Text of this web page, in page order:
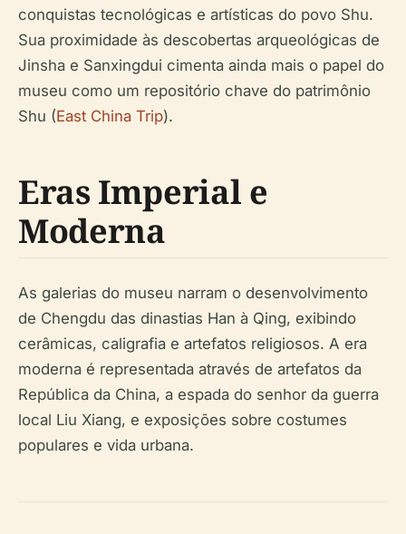
conquistas tecnológicas e artísticas do povo Shu.
Sua proximidade às descobertas arqueológicas de
Jinsha e Sanxingdui cimenta ainda mais o papel do
museu como um repositório chave do patrimônio
Shu (East China Trip).
Eras Imperial e
Moderna
As galerias do museu narram o desenvolvimento
de Chengdu das dinastias Han à Qing, exibindo
cerâmicas, caligrafia e artefatos religiosos. A era
moderna é representada através de artefatos da
República da China, a espada do senhor da guerra
local Liu Xiang, e exposições sobre costumes
populares e vida urbana.